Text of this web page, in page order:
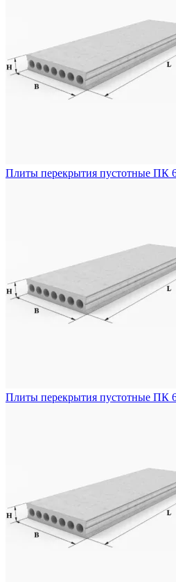
Плиты перекрытия пустотные ПК
Плиты перекрытия пустотные ПК